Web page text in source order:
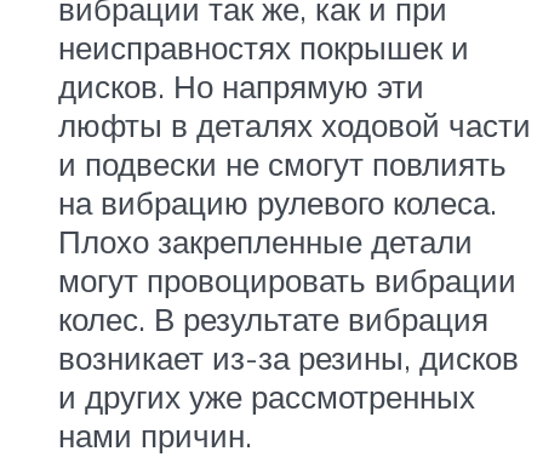
вибрации так же, как и при
неисправностях покрышек и
дисков. Но напрямую эти
люфты в деталях ходовой части
и подвески не смогут повлиять
на вибрацию рулевого колеса.
Плохо закрепленные детали
могут провоцировать вибрации
колес. В результате вибрация
возникает из-за резины, дисков
и других уже рассмотренных
нами причин.